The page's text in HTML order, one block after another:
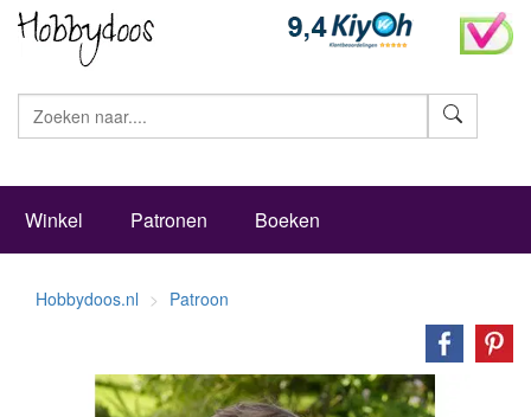
Winkel Patronen Boeken
Hobbydoos.nl Patroon